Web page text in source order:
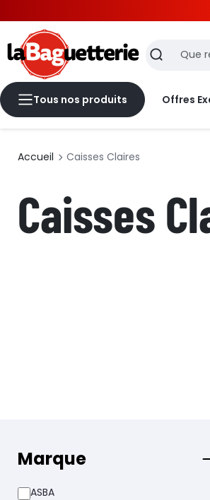
Recherche
Tous nos produits Offres
Accueil Caisses Claires
Caisses
Marque
ASBA